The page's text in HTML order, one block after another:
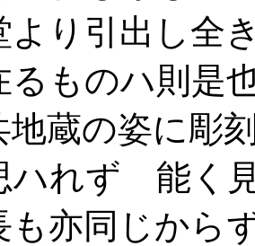
より引出し全
るものハ則是
地蔵の姿に彫
ハれず 能く
も亦同じから